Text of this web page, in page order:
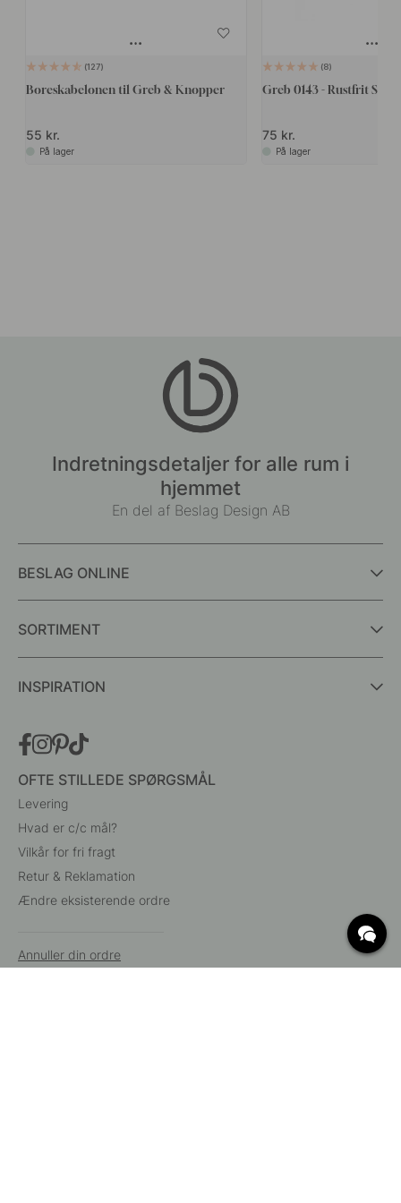
127
Boreskabelonen til Greb & Knopper
55 kr.
På lager
8
Greb 0143 - Rustfrit Stål
75 kr.
På lager
Indretningsdetaljer for alle rum i
hjemmet
En del af Beslag Design AB
BESLAG ONLINE
SORTIMENT
INSPIRATION
OFTE STILLEDE SPØRGSMÅL
Levering
Hvad er c/c mål?
Vilkår for fri fragt
Retur & Reklamation
Ændre eksisterende ordre
Annuller din ordre